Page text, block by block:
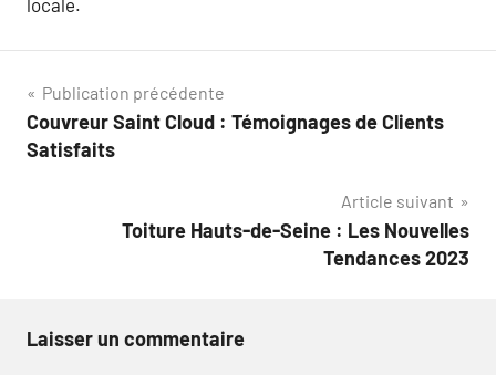
locale.
Navigation
de
Publication précédente
Couvreur Saint Cloud : Témoignages de Clients
Satisfaits
Article suivant
Toiture Hauts-de-Seine : Les Nouvelles
Tendances 2023
Laisser un commentaire